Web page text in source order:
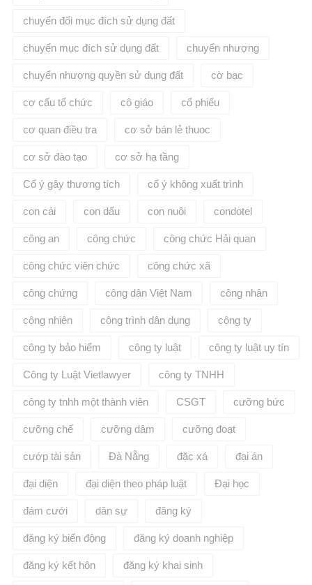
chuyển đổi mục đích sử dụng đất
chuyển mục đích sử dụng đất chuyển nhượng
chuyển nhượng quyền sử dụng đất cờ bạc
cơ cấu tổ chức cô giáo cổ phiếu
cơ quan điều tra cơ sở bán lẻ thuoc
cơ sở đào tạo cơ sở hạ tầng
Cố ý gây thương tích cố ý không xuất trình
con cái con dấu con nuôi condotel
công an công chức công chức Hải quan
công chức viên chức công chức xã
công chứng công dân Việt Nam công nhân
công nhiên công trình dân dụng công ty
công ty bảo hiểm công ty luật công ty luật uy tín
Công ty Luật Vietlawyer công ty TNHH
công ty tnhh một thành viên CSGT cưỡng bức
cưỡng chế cưỡng dâm cưỡng đoạt
cướp tài sản Đà Nẵng đặc xá đại án
đại diện đại diện theo pháp luật Đại học
đám cưới dân sự đăng ký
đăng ký biến động đăng ký doanh nghiệp
đăng ký kết hôn đăng ký khai sinh